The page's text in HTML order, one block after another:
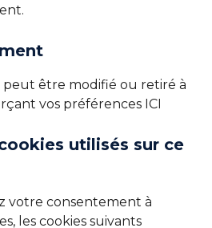
être modifié ou retiré à
vos préférences ICI
utilisés sur ce
votre consentement à
les cookies suivants